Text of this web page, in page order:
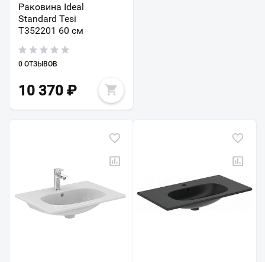
Раковина Ideal
Standard Tesi
T352201 60 см
0 ОТЗЫВОВ
10 370 ₽